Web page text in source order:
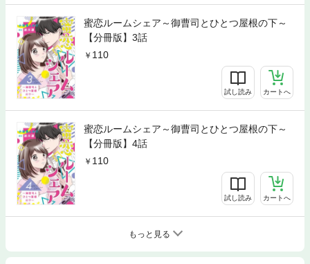
蜜恋ルームシェア～御曹司とひとつ屋根の下～
【分冊版】3話
110
試し読み カートへ
蜜恋ルームシェア～御曹司とひとつ屋根の下～
【分冊版】4話
110
試し読み カートへ
もっと見る